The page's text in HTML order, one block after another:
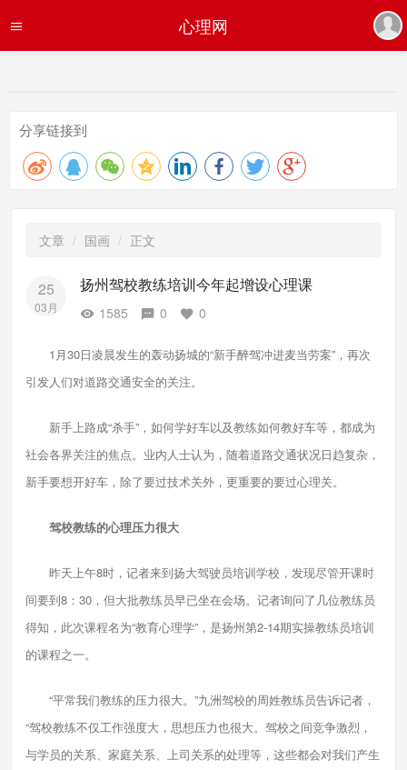
心理网
分享链接到
文章 国画 正文
25
03月
扬州驾校教练培训今年起增设心理课
1585 0 0
1月30日凌晨发生的轰动扬城的“新手醉驾冲进麦当劳案”，再次
引发人们对道路交通安全的关注。
新手上路成“杀手”，如何学好车以及教练如何教好车等，都成为
社会各界关注的焦点。业内人士认为，随着道路交通状况日趋复杂，
新手要想开好车，除了要过技术关外，更重要的要过心理关。
驾校教练的心理压力很大
昨天上午8时，记者来到扬大驾驶员培训学校，发现尽管开课时
间要到8：30，但大批教练员早已坐在会场。记者询问了几位教练员
得知，此次课程名为“教育心理学”，是扬州第2-14期实操教练员培训
的课程之一。
“平常我们教练的压力很大。”九洲驾校的周姓教练员告诉记者，
“驾校教练不仅工作强度大，思想压力也很大。驾校之间竞争激烈，
与学员的关系、家庭关系、上司关系的处理等，这些都会对我们产生